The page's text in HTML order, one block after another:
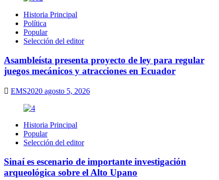
Historia Principal
Política
Popular
Selección del editor
Asambleísta presenta proyecto de ley para regular
juegos mecánicos y atracciones en Ecuador
EMS2020 agosto 5, 2026
Historia Principal
Popular
Selección del editor
Sinaí es escenario de importante investigación
arqueológica sobre el Alto Upano